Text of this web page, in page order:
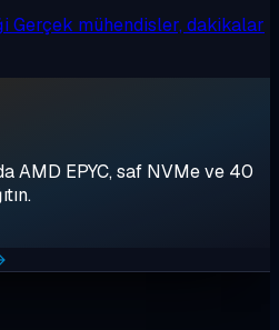
Gerçek mühendisler, dakikalar
AMD EPYC, saf NVMe ve 40